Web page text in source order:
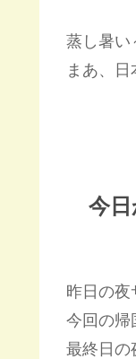
蒸し暑い
まあ、
今
昨日の夜
今回の帰
最終日の